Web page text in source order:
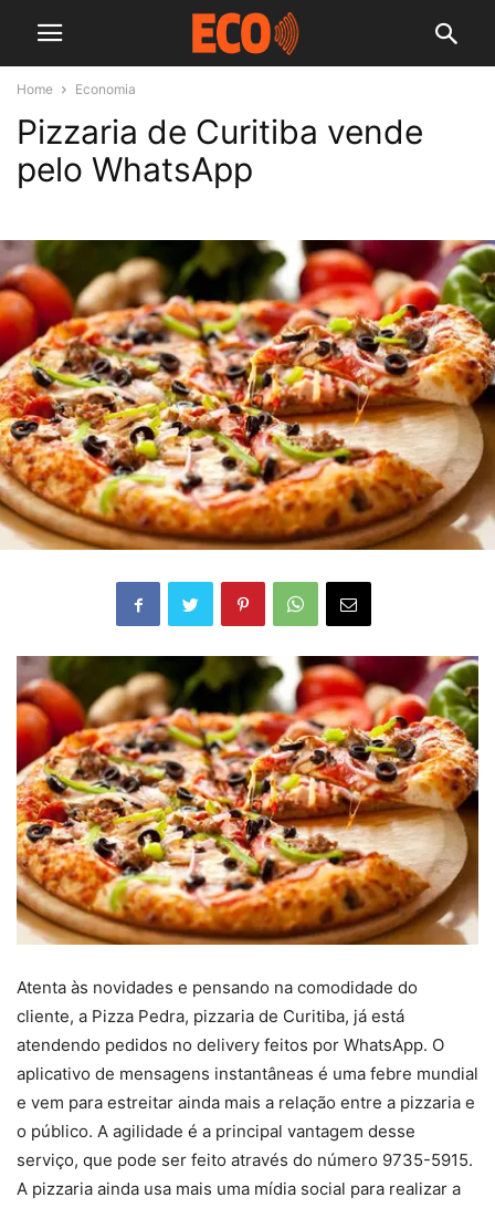
Home Economia
Pizzaria de Curitiba vende
pelo WhatsApp
Atenta às novidades e pensando na comodidade do
cliente, a Pizza Pedra, pizzaria de Curitiba, já está
atendendo pedidos no delivery feitos por WhatsApp. O
aplicativo de mensagens instantâneas é uma febre mundial
e vem para estreitar ainda mais a relação entre a pizzaria e
o público. A agilidade é a principal vantagem desse
serviço, que pode ser feito através do número 9735-5915.
A pizzaria ainda usa mais uma mídia social para realizar a